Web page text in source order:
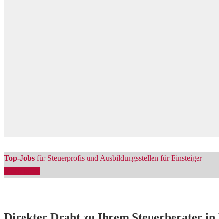
Top-Jobs für Steuerprofis und Ausbildungsstellen für Einsteiger